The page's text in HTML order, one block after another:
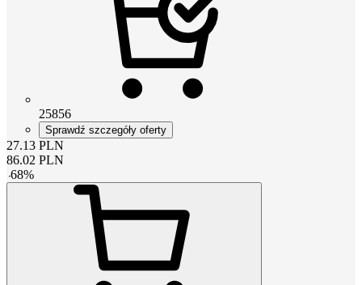
25856
Sprawdź szczegóły oferty
27.13 PLN
86.02 PLN
-68%